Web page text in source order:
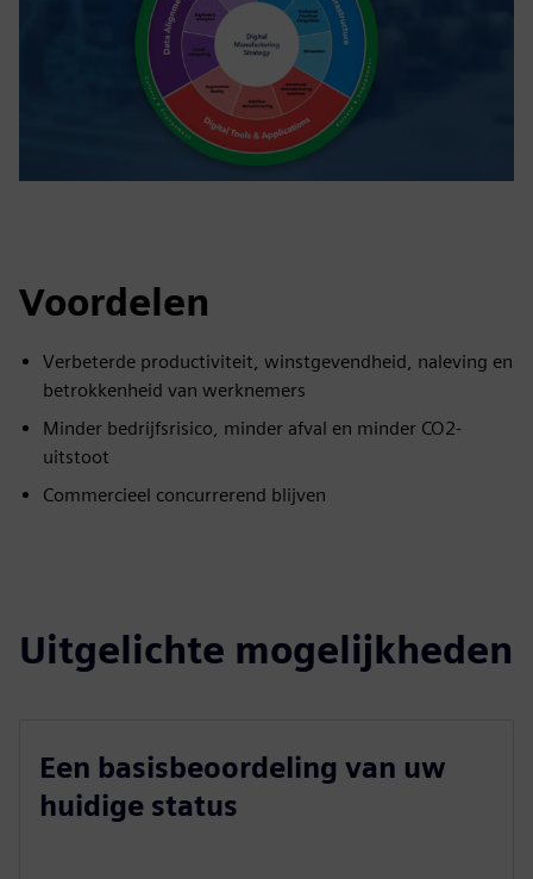
Voordelen
Verbeterde productiviteit, winstgevendheid, naleving en
betrokkenheid van werknemers
Minder bedrijfsrisico, minder afval en minder CO2-
uitstoot
Commercieel concurrerend blijven
Uitgelichte mogelijkheden
Een basisbeoordeling van uw
huidige status